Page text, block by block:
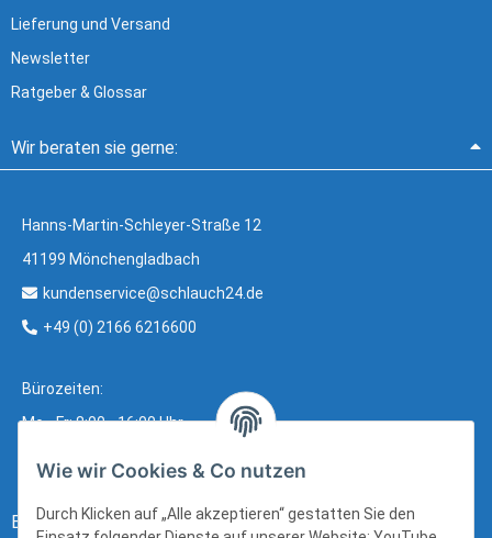
Lieferung und Versand
Newsletter
Ratgeber & Glossar
Wir beraten sie gerne:
Hanns-Martin-Schleyer-Straße 12
41199 Mönchengladbach
kundenservice@schlauch24.de
+49 (0) 2166 6216600
Bürozeiten:
Mo - Fr: 8:00 - 16:00 Uhr
Bezahlung:
Wie wir Cookies & Co nutzen
Durch Klicken auf „Alle akzeptieren“ gestatten Sie den